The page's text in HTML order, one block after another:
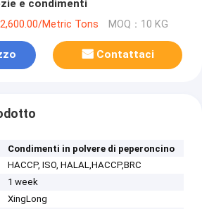
e condimenti
Metric Tons MOQ：10 KG
Contattaci
Condimenti in polvere di peperoncino
HACCP, ISO, HALAL,HACCP,BRC
1 week
XingLong